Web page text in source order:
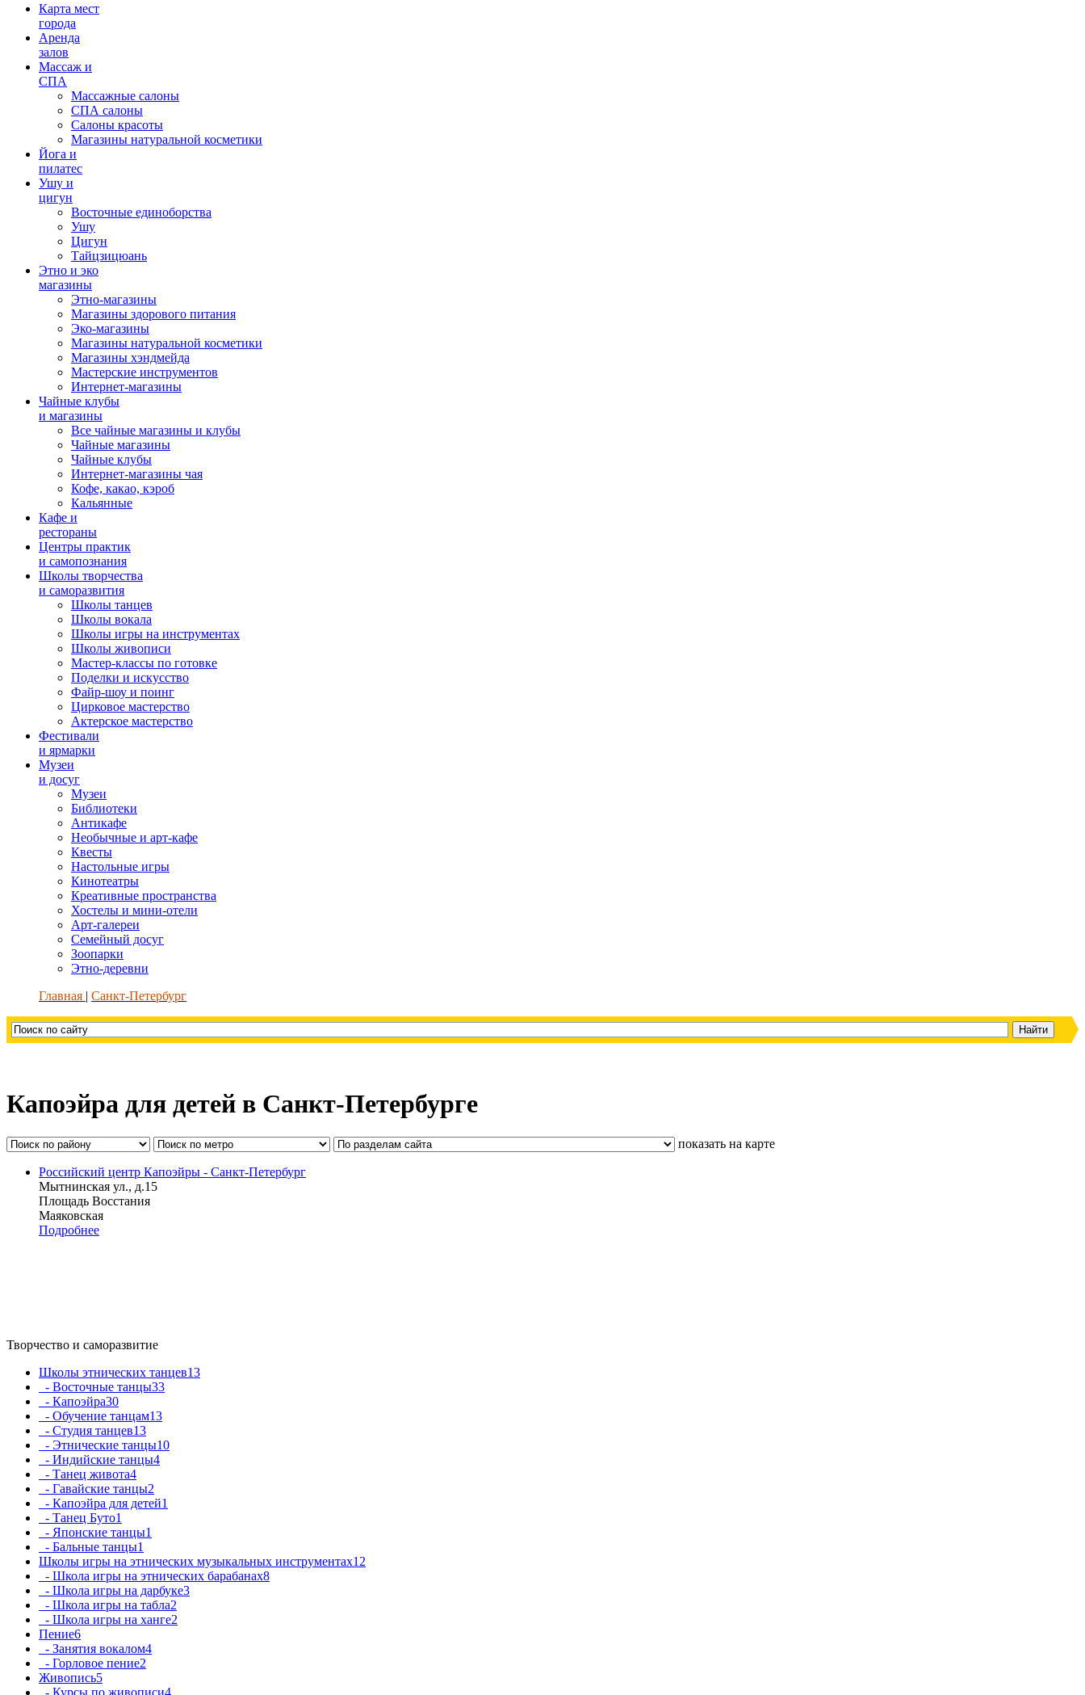
Карта мест
города
Аренда
залов
Массаж и
СПА
Массажные салоны
СПА салоны
Салоны красоты
Магазины натуральной косметики
Йога и
пилатес
Ушу и
цигун
Восточные единоборства
Ушу
Цигун
Тайцзицюань
Этно и эко
магазины
Этно-магазины
Магазины здорового питания
Эко-магазины
Магазины натуральной косметики
Магазины хэндмейда
Мастерские инструментов
Интернет-магазины
Чайные клубы
и магазины
Все чайные магазины и клубы
Чайные магазины
Чайные клубы
Интернет-магазины чая
Кофе, какао, кэроб
Кальянные
Кафе и
рестораны
Центры практик
и самопознания
Школы творчества
и саморазвития
Школы танцев
Школы вокала
Школы игры на инструментах
Школы живописи
Мастер-классы по готовке
Поделки и искусство
Файр-шоу и поинг
Цирковое мастерство
Актерское мастерство
Фестивали
и ярмарки
Музеи
и досуг
Музеи
Библиотеки
Антикафе
Необычные и арт-кафе
Квесты
Настольные игры
Кинотеатры
Креативные пространства
Хостелы и мини-отели
Арт-галереи
Семейный досуг
Зоопарки
Этно-деревни
Главная
Санкт-Петербург
Капоэйра для детей в Санкт-Петербурге
показать на карте
Российский центр Капоэйры - Санкт-Петербург
Мытнинская ул., д.15
Площадь Восстания
Маяковская
Подробнее
Творчество и саморазвитие
Школы этнических танцев13
- Восточные танцы33
- Капоэйра30
- Обучение танцам13
- Студия танцев13
- Этнические танцы10
- Индийские танцы4
- Танец живота4
- Гавайские танцы2
- Капоэйра для детей1
- Танец Буто1
- Японские танцы1
- Бальные танцы1
Школы игры на этнических музыкальных инструментах12
- Школа игры на этнических барабанах8
- Школа игры на дарбуке3
- Школа игры на табла2
- Школа игры на ханге2
Пение6
- Занятия вокалом4
- Горловое пение2
Живопись5
- Курсы по живописи4